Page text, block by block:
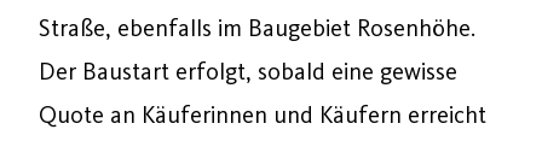
Straße, ebenfalls im Baugebiet Rosenhöhe.
Der Baustart erfolgt, sobald eine gewisse
Quote an Käuferinnen und Käufern erreicht